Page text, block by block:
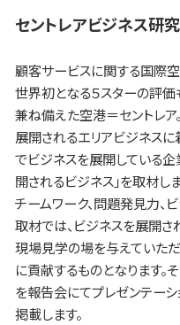
セントレアビジネス研
顧客サービスに関する国際
世界初となる５スターの評
兼ね備えた空港＝セントレア
展開されるエリアビジネスに
でビジネスを展開している企
開されるビジネス」を取材し
チームワーク、問題発見力、
取材では、ビジネスを展開さ
現場見学の場を与えていただ
に貢献するものとなります。
を報告会にてプレゼンテーシ
掲載します。